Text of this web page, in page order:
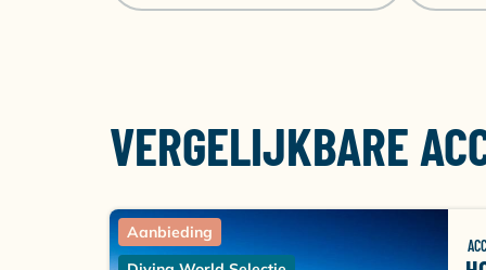
VERGELIJKBARE
Aanbieding